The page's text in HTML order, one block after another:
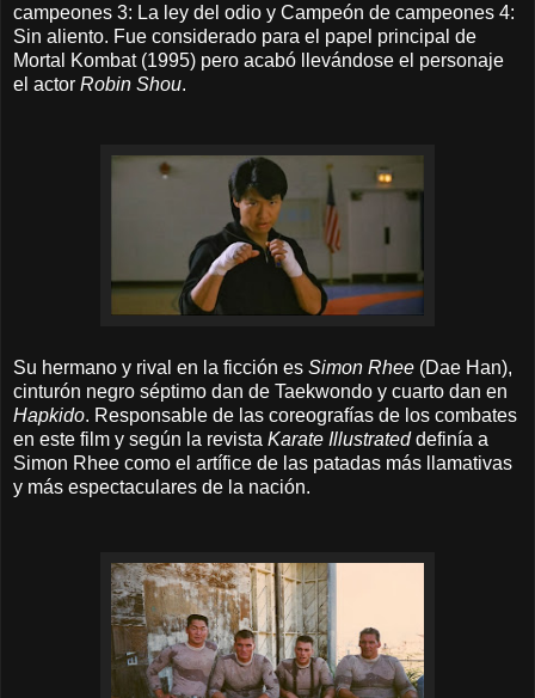
campeones 3: La ley del odio y Campeón de campeones 4:
Sin aliento. Fue considerado para el papel principal de
Mortal Kombat (1995) pero acabó llevándose el personaje
el actor Robin Shou.
Su hermano y rival en la ficción es Simon Rhee (Dae Han),
cinturón negro séptimo dan de Taekwondo y cuarto dan en
Hapkido. Responsable de las coreografías de los combates
en este film y según la revista Karate Illustrateddefinía a
Simon Rhee como el artífice de las patadas más llamativas
y más espectaculares de la nación.